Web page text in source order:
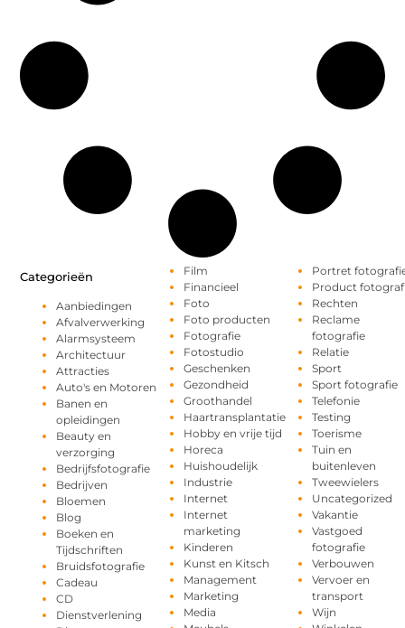
Categorieën
Aanbiedingen
Afvalverwerking
Alarmsysteem
Architectuur
Attracties
Auto's en Motoren
Banen en
opleidingen
Beauty en
verzorging
Bedrijfsfotografie
Bedrijven
Bloemen
Blog
Boeken en
Tijdschriften
Bruidsfotografie
Cadeau
CD
Dienstverlening
Film
Financieel
Foto
Foto producten
Fotografie
Fotostudio
Geschenken
Gezondheid
Groothandel
Haartransplantatie
Hobby en vrije tijd
Horeca
Huishoudelijk
Industrie
Internet
Internet
marketing
Kinderen
Kunst en Kitsch
Management
Marketing
Media
Portret
Product
Rechten
Reclame
fotografie
Relatie
Sport
Sport fotografie
Telefonie
Testing
Toerisme
Tuin en
buitenleven
Tweewielers
Uncategorized
Vakantie
Vastgoed
fotografie
Verbouwen
Vervoer en
transport
Wijn